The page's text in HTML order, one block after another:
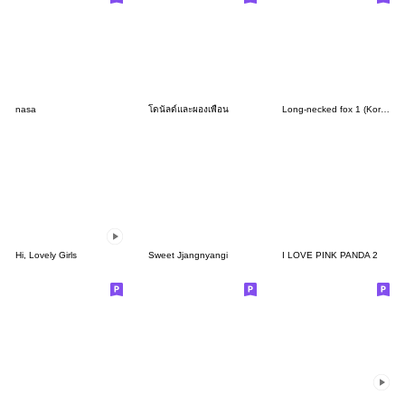
nasa โดนัลด์และผองเพื่อน Long-necked fox 1 (Korean&Japanese)
Hi, Lovely Girls Sweet Jjangnyangi I LOVE PINK PANDA 2